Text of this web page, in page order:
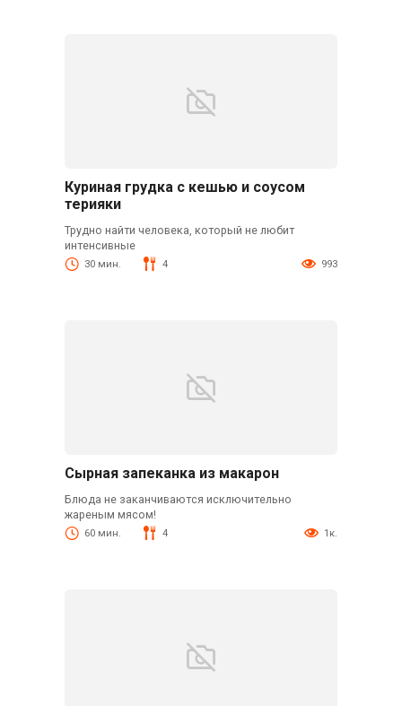
Куриная грудка с кешью и соусом
терияки
Трудно найти человека, который не любит
интенсивные
30 мин. 4 993
Сырная запеканка из макарон
Блюда не заканчиваются исключительно
жареным мясом!
60 мин. 4 1к.